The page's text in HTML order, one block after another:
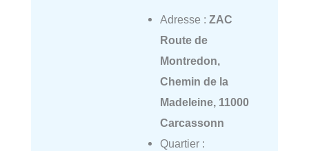
Adresse : ZAC
Route de
Montredon,
Chemin de la
Madeleine, 11000
Carcassonn
Quartier :